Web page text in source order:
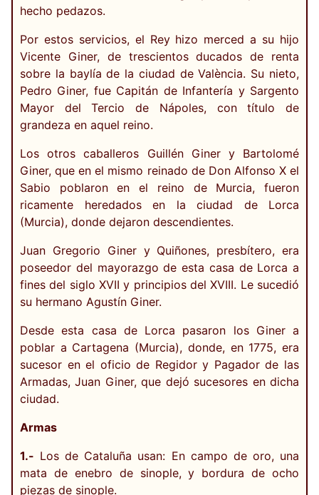
hecho pedazos.
Por estos servicios, el Rey hizo merced a su hijo
Vicente Giner, de trescientos ducados de renta
sobre la baylía de la ciudad de València. Su nieto,
Pedro Giner, fue Capitán de Infantería y Sargento
Mayor del Tercio de Nápoles, con título de
grandeza en aquel reino.
Los otros caballeros Guillén Giner y Bartolomé
Giner, que en el mismo reinado de Don Alfonso X el
Sabio poblaron en el reino de Murcia, fueron
ricamente heredados en la ciudad de Lorca
(Murcia), donde dejaron descendientes.
Juan Gregorio Giner y Quiñones, presbítero, era
poseedor del mayorazgo de esta casa de Lorca a
fines del siglo XVII y principios del XVIII. Le sucedió
su hermano Agustín Giner.
Desde esta casa de Lorca pasaron los Giner a
poblar a Cartagena (Murcia), donde, en 1775, era
sucesor en el oficio de Regidor y Pagador de las
Armadas, Juan Giner, que dejó sucesores en dicha
ciudad.
Armas
1.- Los de Cataluña usan: En campo de oro, una
mata de enebro de sinople, y bordura de ocho
piezas de sinople.